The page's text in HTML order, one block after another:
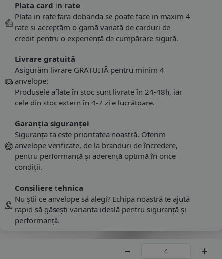
Plata card in rate
Plata in rate fara dobanda se poate face in maxim 4
rate si acceptăm o gamă variată de carduri de
credit pentru o experiență de cumpărare sigură.
Livrare gratuită
Asigurăm livrare GRATUITĂ pentru minim 4
anvelope:
Produsele aflate în stoc sunt livrate în 24-48h, iar
cele din stoc extern în 4-7 zile lucrătoare.
Garanția siguranței
Siguranța ta este prioritatea noastră. Oferim
anvelope verificate, de la branduri de încredere,
pentru performanță și aderență optimă în orice
condiții.
Consiliere tehnica
Nu știi ce anvelope să alegi? Echipa noastră te ajută
rapid să găsești varianta ideală pentru siguranță și
performanță.